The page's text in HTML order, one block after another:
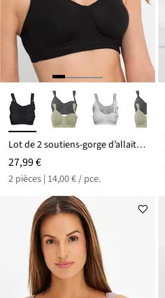
Lot de 2 soutiens-gorge d’allaitement coton sans armatures
27,99 €
2 pièces | 14,00 € / pce.